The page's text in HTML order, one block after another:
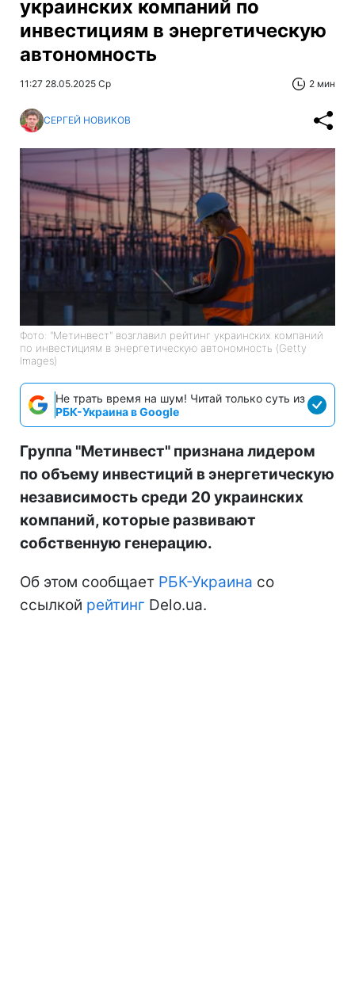
украинских компаний по
инвестициям в энергетическую
автономность
11:27 28.05.2025 Ср 2 мин
СЕРГЕЙ НОВИКОВ
Фото: "Метинвест" возглавил рейтинг украинских компаний
по инвестициям в энергетическую автономность (Getty
Images)
Не трать время на шум! Читай только суть из
РБК-Украина в Google
Группа "Метинвест" признана лидером
по объему инвестиций в энергетическую
независимость среди 20 украинских
компаний, которые развивают
собственную генерацию.
Об этом сообщает РБК-Украина со
ссылкой рейтинг Delo.ua.